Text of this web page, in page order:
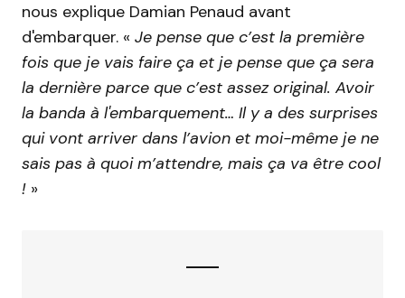
nous explique Damian Penaud avant
d'embarquer. « Je pense que c’est la première
fois que je vais faire ça et je pense que ça sera
la dernière parce que c’est assez original. Avoir
la banda à l'embarquement… Il y a des surprises
qui vont arriver dans l’avion et moi-même je ne
sais pas à quoi m’attendre, mais ça va être cool
! »